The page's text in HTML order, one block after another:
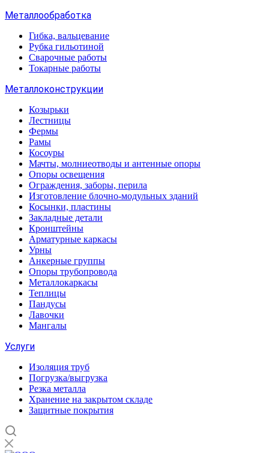
Металлообработка
Гибка, вальцевание
Рубка гильотиной
Сварочные работы
Токарные работы
Металлоконструкции
Козырьки
Лестницы
Фермы
Рамы
Косоуры
Мачты, молниеотводы и антенные опоры
Опоры освещения
Ограждения, заборы, перила
Изготовление блочно-модульных зданий
Косынки, пластины
Закладные детали
Кронштейны
Арматурные каркасы
Урны
Анкерные группы
Опоры трубопровода
Металлокаркасы
Теплицы
Пандусы
Лавочки
Мангалы
Услуги
Изоляция труб
Погрузка/выгрузка
Резка металла
Хранение на закрытом складе
Защитные покрытия